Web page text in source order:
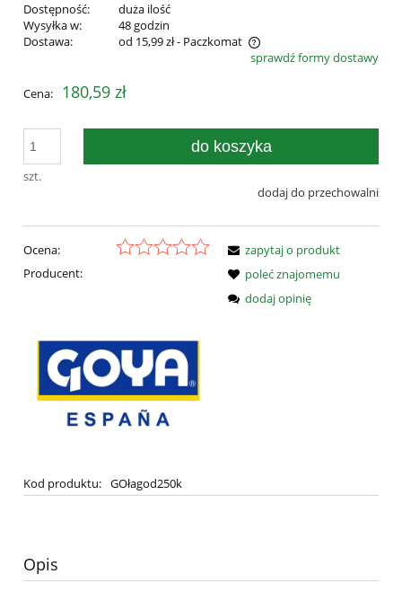
Dostępność:
duża ilość
Wysyłka w:
48 godzin
Dostawa:
od 15,99 zł- Paczkomat
Cena nie zawiera ewentualnych kosztów płatnościsprawdź formy dostawy
Cena: 180,59 zł
szt.
do koszyka
dodaj do przechowalni
Ocena:
Producent:
Kod produktu: GOłagod250k
zapytaj o produkt
poleć znajomemu
dodaj opinię
Opis